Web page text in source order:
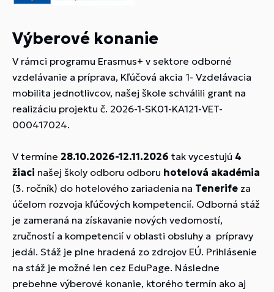
Výberové konanie
V rámci programu Erasmus+ v sektore odborné
vzdelávanie a príprava, Kľúčová akcia 1- Vzdelávacia
mobilita jednotlivcov, našej škole schválili grant na
realizáciu projektu č. 2026-1-SK01-KA121-VET-
000417024.
V termíne 28.10.2026-12.11.2026 tak vycestujú 4
žiaci našej školy odboru odboru hotelová akadémia
(3. ročník) do hotelového zariadenia na Tenerife za
účelom rozvoja kľúčových kompetencií. Odborná stáž
je zameraná na získavanie nových vedomostí,
zručností a kompetencií v oblasti obsluhy a prípravy
jedál. Stáž je plne hradená zo zdrojov EÚ. Prihlásenie
na stáž je možné len cez EduPage. Následne
prebehne výberové konanie, ktorého termín ako aj